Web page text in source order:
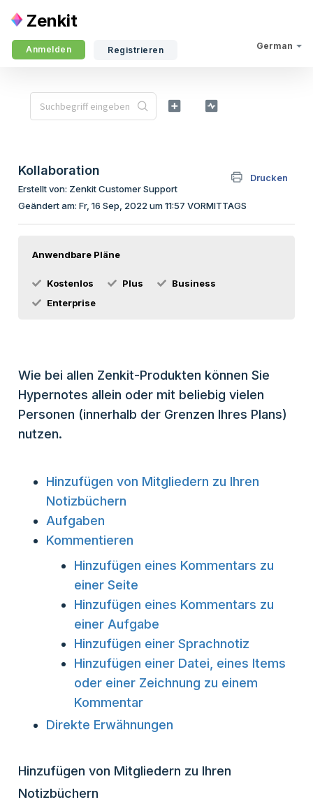
Zenkit
German
Anmelden Registrieren
Kollaboration
Drucken
Erstellt von: Zenkit Customer Support
Geändert am: Fr, 16 Sep, 2022 um 11:57 VORMITTAGS
Anwendbare Pläne
Kostenlos Plus
Business
Enterprise
Wie bei allen Zenkit-Produkten können Sie
Hypernotes allein oder mit beliebig vielen
Personen (innerhalb der Grenzen Ihres Plans)
nutzen.
Hinzufügen von Mitgliedern zu Ihren
Notizbüchern
Aufgaben
Kommentieren
Hinzufügen eines Kommentars zu
einer Seite
Hinzufügen eines Kommentars zu
einer Aufgabe
Hinzufügen einer Sprachnotiz
Hinzufügen einer Datei, eines Items
oder einer Zeichnung zu einem
Kommentar
Direkte Erwähnungen
Hinzufügen von Mitgliedern zu Ihren
Notizbüchern